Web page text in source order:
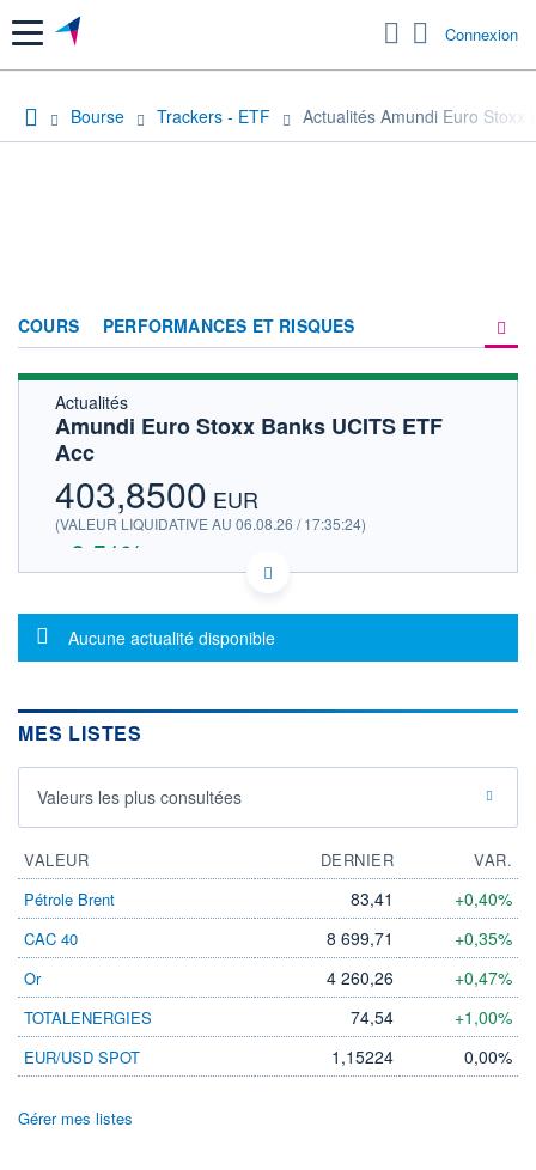
Menu Connexion
Bourse Trackers - ETF Actualités Amundi Euro Stoxx
COURS PERFORMANCES ET RISQUES
HISTORIQUE
Actualités
Amundi Euro Stoxx Banks UCITS ETF
Acc
403,8500 EUR
(VALEUR LIQUIDATIVE AU 06.08.26 / 17:35:24)
+0,51%
403.85
LU1829219390 - Amundi Luxembourg S.A.
EURONEXT PARIS DONNÉES TEMPS RÉEL
SOUS-JACENT EUROSTOXX BANK TRN
380
INDICE DE RÉFÉRENCE
EUROSTOXX BANK TRN
CATÉGORIE MORNINGSTAR
Actions Secteur Finance
405,4000
CLÔTURE VEILLE
401,8000
407,9000 403,8500
8 944
Message d'information
Aucune actualité disponible
MES LISTES
Valeurs les plus consultées
VALEUR DERNIER
VAR.
Pétrole Brent
83,41 +0,40%
CAC 40 8 699,71 +0,35%
Or 4 260,26 +0,47%
TOTALENERGIES 74,54 +1,00%
EUR/USD SPOT 1,15224 0,00%
Gérer mes listes